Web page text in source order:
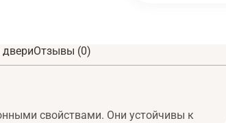
двериОтзывы (0)
свойствами. Они устойчивы к